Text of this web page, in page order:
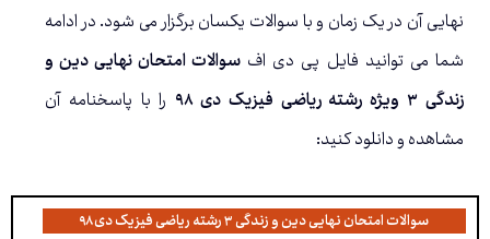
نهایی آن در یک زمان و با سوالات یکسان برگزار می شود. در ادامه
شما می توانید فایل پی دی اف سوالات امتحان نهایی دین و
زندگی ۳ ویژه رشته ریاضی فیزیک دی ۹۸
را با پاسخنامه آن
مشاهده و دانلود کنید:
سوالات امتحان نهایی دین و زندگی ۳ رشته ریاضی فیزیک دی ۹۸